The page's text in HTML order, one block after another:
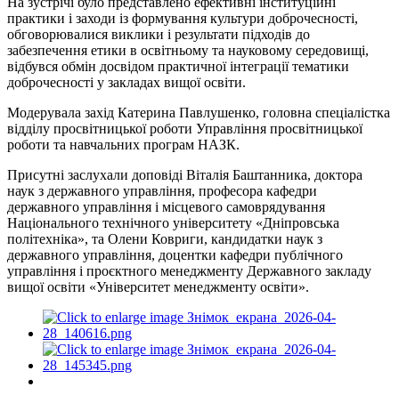
практики і заходи із формування культури доброчесності,
обговорювалися виклики і результати підходів до
забезпечення етики в освітньому та науковому середовищі,
відбувся обмін досвідом практичної інтеграції тематики
доброчесності у закладах вищої освіти.
Модерувала захід Катерина Павлушенко, головна спеціалістка
відділу просвітницької роботи Управління просвітницької
роботи та навчальних програм НАЗК.
Присутні заслухали доповіді Віталія Баштанника, доктора
наук з державного управління, професора кафедри
державного управління і місцевого самоврядування
Національного технічного університету «Дніпровська
політехніка», та Олени Ковриги, кандидатки наук з
державного управління, доцентки кафедри публічного
управління і проєктного менеджменту Державного закладу
вищої освіти «Університет менеджменту освіти».